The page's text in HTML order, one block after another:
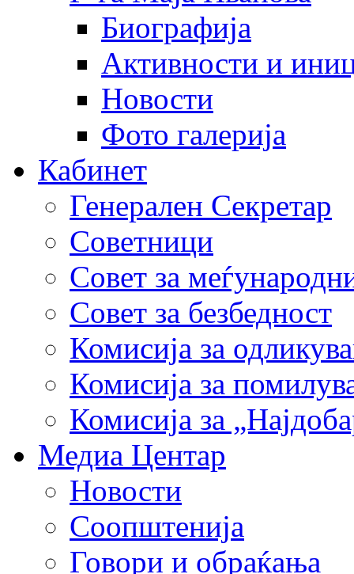
Биографија
Активности и
Новости
Фото галерија
Кабинет
Генерален Секретар
Советници
Совет за
Совет за безбедност
Комисија за
Комисија за
Комисија за
Медиа Центар
Новости
Соопштенија
Говори и обраќања